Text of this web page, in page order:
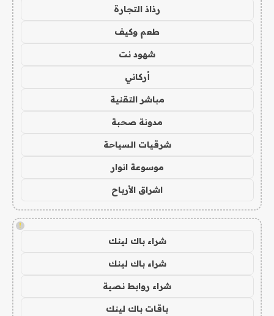
رذاذ التجارة
طعم وكيف
شهود نت
أركاني
مباشر التقنية
مدونة صحبة
شرقيات السياحة
موسوعة انوار
اشراق الأرباح
!
شراء باك لينك
شراء باك لينك
شراء روابط نصية
باقات باك لينك